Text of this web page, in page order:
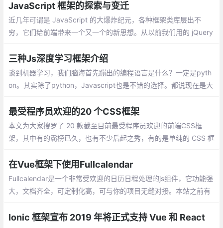
JavaScript 框架的探索与变迁
近几年可谓是 JavaScript 的大爆炸纪元，各种框架类库层出不
穷，它们给前端带来一个又一个的新思想。从以前我们用的 jQuery
Ember.js、AngularJS 数据绑定的理念，再到现在的 React、Vue
虚拟 DOM 的思想。
三种Js深度学习框架介绍
谈到机器学习，我们脑海首先蹦出的编程语言是什么？一定是pyth
on。其实除了python，Javascript也是不错的选择。都说现在是大
最受程序员欢迎的20 个CSS框架
本文为大家搜罗了 20 款截至目前最受程序员欢迎的前端CSS框
架，其中有的霸榜已久，也有不少后起之秀，有的是单纯的 CSS 框
在Vue框架下使用Fullcalendar
Fullcalendar是一个非常受欢迎的日历日程处理的js组件，它功能强
大，文档齐全，可定制化高，可与你的项目无缝对接。本站之前有
在Vue框架下使用Fullcalendar。
Ionic 框架宣布 2019 年将正式支持 Vue 和 React